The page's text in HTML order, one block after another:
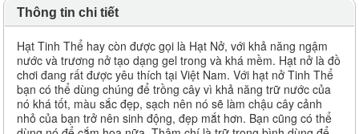
Thông tin chi tiết
Hạt Tinh Thể hay còn được gọi là Hạt Nở, với khả năng ngậm
nước và trương nở tạo dạng gel trong và khá mềm. Hạt nở là đồ
chơi đang rất được yêu thích tại Việt Nam. Với hạt nở Tinh Thể
bạn có thể dùng chúng để trồng cây vì khả năng trữ nước của
nó khá tốt, màu sắc đẹp, sạch nên nó sẽ làm chậu cây cảnh
nhỏ của bạn trở nên sinh động, đẹp mắt hơn. Bạn cũng có thể